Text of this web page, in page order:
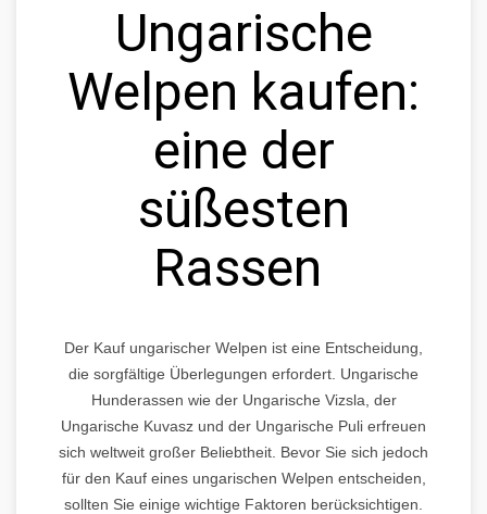
Ungarische
Welpen kaufen:
eine der
süßesten
Rassen
Der Kauf ungarischer Welpen ist eine Entscheidung,
die sorgfältige Überlegungen erfordert. Ungarische
Hunderassen wie der Ungarische Vizsla, der
Ungarische Kuvasz und der Ungarische Puli erfreuen
sich weltweit großer Beliebtheit. Bevor Sie sich jedoch
für den Kauf eines ungarischen Welpen entscheiden,
sollten Sie einige wichtige Faktoren berücksichtigen.